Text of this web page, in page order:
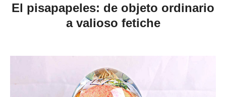
El pisapapeles: de objeto ordinario
a valioso fetiche